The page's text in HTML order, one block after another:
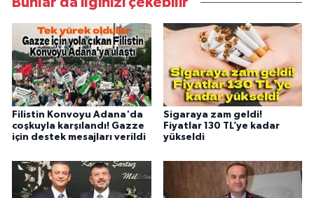
Filistin Konvoyu Adana'da
coşkuyla karşılandı! Gazze
için destek mesajları verildi
Sigaraya zam geldi!
Fiyatlar 130 TL’ye kadar
yükseldi